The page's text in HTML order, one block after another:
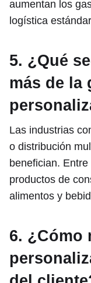
aumentan los
logística
5. ¿Qué
más de la
Las industrias
o distribución
benefician.
productos de
alimentos y
6. ¿Cómo